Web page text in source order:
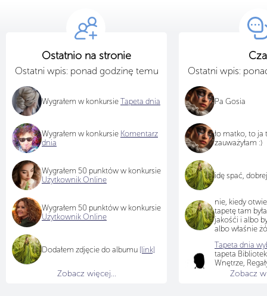
Ostatnio na stronie
Ostatni wpis: ponad godzinę temu
Wygrałem w konkursie Tapeta dnia
Wygrałem w konkursie Komentarz
dnia
Wygrałem 50 punktów w konkursie
Użytkownik Online
Wygrałem 50 punktów w konkursie
Użytkownik Online
Dodałem zdjęcie do albumu [link]
Zobacz więcej...
Ostatni wpis:
Pa Gosia
ło matko, to ja
zauważyłam :)
idę spać,
nie, kiedy
tapetę tam
jakośći i albo
albo właśnie
Tapeta dnia
tapeta
Wnętrze,
Fotel, Biurko,
Zobacz